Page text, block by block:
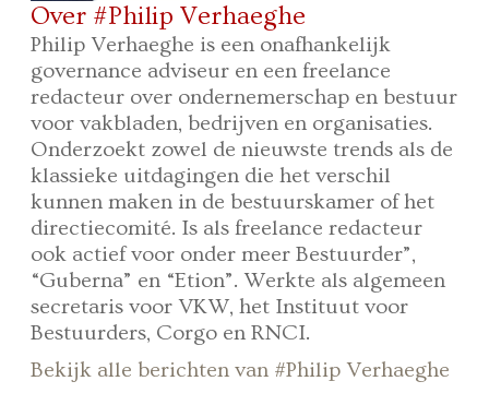
Over #Philip Verhaeghe
Philip Verhaeghe is een onafhankelijk
governance adviseur en een freelance
redacteur over ondernemerschap en bestuur
voor vakbladen, bedrijven en organisaties.
Onderzoekt zowel de nieuwste trends als de
klassieke uitdagingen die het verschil
kunnen maken in de bestuurskamer of het
directiecomité. Is als freelance redacteur
ook actief voor onder meer Bestuurder”,
“Guberna” en “Etion”. Werkte als algemeen
secretaris voor VKW, het Instituut voor
Bestuurders, Corgo en RNCI.
Bekijk alle berichten van #Philip Verhaeghe